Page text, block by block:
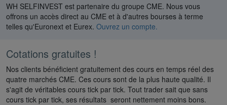
WH SELFINVEST est partenaire du groupe CME. Nous vous
offrons un accès direct au CME et à d'autres bourses à terme
telles qu'Euronext et Eurex. Ouvrez un compte.
Cotations gratuites !
Nos clients bénéficient gratuitement des cours en temps réel des
quatre marchés CME. Ces cours sont de la plus haute qualité. Il
s'agit de véritables cours tick par tick. Tout trader sait que sans
cours tick par tick, ses résultats seront nettement moins bons.